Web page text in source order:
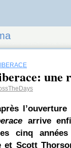
une
arrive
cinq
et Scott